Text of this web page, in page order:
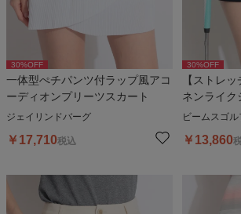
30%OFF
一体型ぺチパンツ付ラップ風アコ
ーディオンプリーツスカート
ジェイリンドバーグ
￥ 17,710税込
30%OFF
【ストレ
ネンライク
ビームスゴル
￥ 13,860